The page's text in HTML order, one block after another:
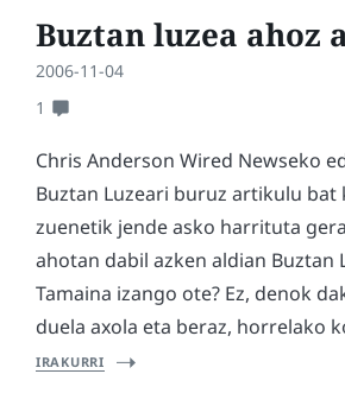
Buztan luzea ahoz
2006-11-04
1
Chris Anderson Wired Newseko
Buztan Luzeari buruz artikulu bat
zuenetik jende asko harrituta
ahotan dabil azken aldian Buztan
Tamaina izango ote? Ez, denok
duela axola eta beraz, horrelako
IRAKURRI